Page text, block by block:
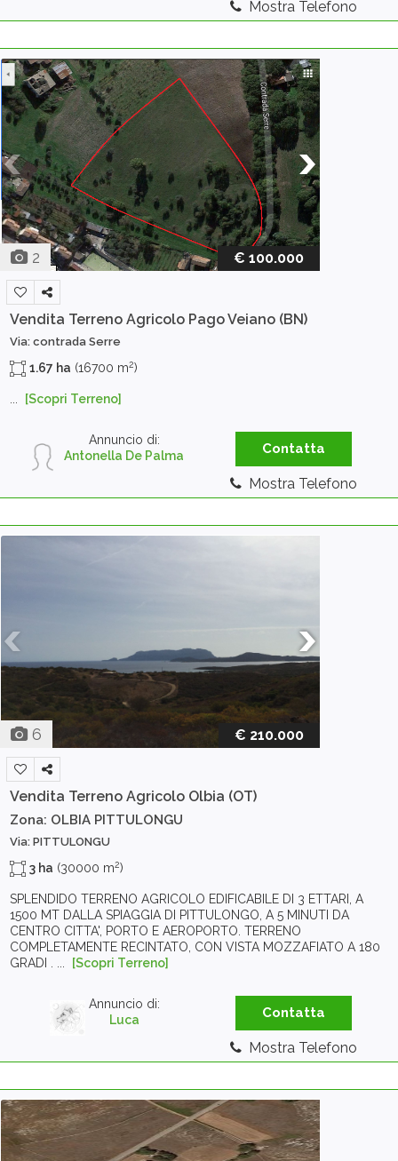
Mostra Telefono
2 € 100.000
Vendita Terreno Agricolo Pago Veiano (BN)
Via: contrada Serre
1.67 ha (16700 m2)
[Scopri Terreno]
Annuncio di:
Antonella De Palma
Contatta
Mostra Telefono
6 € 210.000
Vendita Terreno Agricolo Olbia (OT)
Zona: OLBIA PITTULONGU
Via: PITTULONGU
3 ha (30000 m2)
SPLENDIDO TERRENO AGRICOLO EDIFICABILE DI 3 ETTARI, A
1500 MT DALLA SPIAGGIA DI PITTULONGO, A 5 MINUTI DA
CENTRO CITTA', PORTO E AEROPORTO. TERRENO
COMPLETAMENTE RECINTATO, CON VISTA MOZZAFIATO A 180
GRADI . ...
[Scopri Terreno]
Annuncio di:
Luca
Contatta
Mostra Telefono